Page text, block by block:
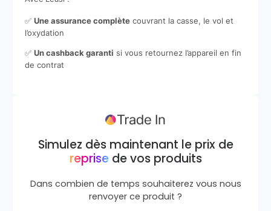
✅ Une assurance complètecouvrant la casse, le vol et
l’oxydation
✅ Un cashback garanti si vous retournez l’appareil en fin
de contrat
Simulez dès maintenant le prix de
reprisede vos produits
Dans combien de temps souhaiterez vous nous
renvoyer ce produit ?